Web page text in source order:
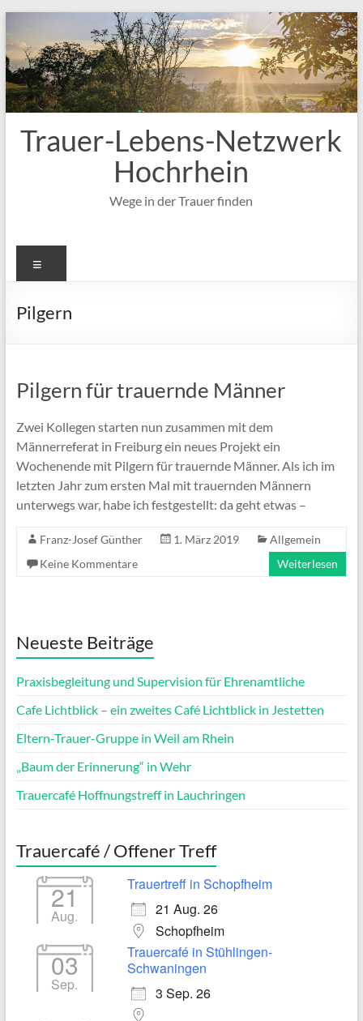
Inhalt
springen
Trauer-Lebens-Netzwerk
Hochrhein
Wege in der Trauer finden
Pilgern
Pilgern für trauernde Männer
Zwei Kollegen starten nun zusammen mit dem
Männerreferat in Freiburg ein neues Projekt ein
Wochenende mit Pilgern für trauernde Männer. Als ich im
letzten Jahr zum ersten Mal mit trauernden Männern
unterwegs war, habe ich festgestellt: da geht etwas –
Franz-Josef Günther 1. März 2019
Allgemein
Keine Kommentare
Weiterlesen
Neueste Beiträge
Praxisbegleitung und Supervision für Ehrenamtliche
Cafe Lichtblick – ein zweites Café Lichtblick in Jestetten
Eltern-Trauer-Gruppe in Weil am Rhein
„Baum der Erinnerung“ in Wehr
Trauercafé Hoffnungstreff in Lauchringen
Trauercafé / Offener Treff
21
Aug.
Trauertreff in Schopfheim
21 Aug. 26
Schopfheim
03
Sep.
Trauercafé in Stühlingen-
Schwaningen
3 Sep. 26